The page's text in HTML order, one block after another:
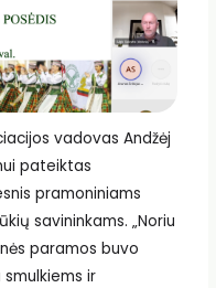
vadovas Andžėj
pateiktas
pramoniniams
savininkams. „Noriu
paramos buvo
ir